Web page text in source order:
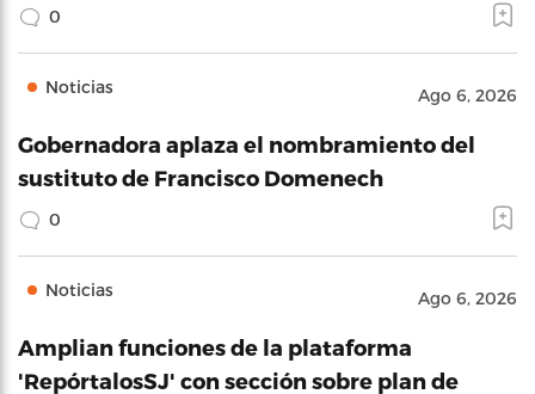
0
Noticias Ago 6, 2026
Gobernadora aplaza el nombramiento del
sustituto de Francisco Domenech
0
Noticias Ago 6, 2026
Amplian funciones de la plataforma
'RepórtalosSJ' con sección sobre plan de